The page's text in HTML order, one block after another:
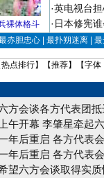
裸体格斗
·英电视台
· 日本修宪
赤胆忠心 | 最扑朔迷离 |
热点排行】【推荐】【字体
方会谈各方代表团
午开幕 李肇星牵起
年后重启 各方代表
年后重启 各方代表
望六方会谈取得实